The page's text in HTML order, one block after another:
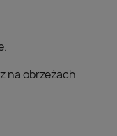
na obrzeżach